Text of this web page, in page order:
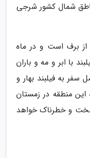
شمال کشور شرجی
از برف است و در ماه
با ابر و مه و باران
به فیلبند بهار و
این منطقه در زمستان
و خطرناک خواهد